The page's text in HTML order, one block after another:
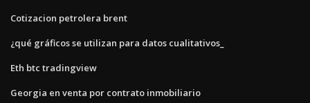
Cotizacion petrolera brent
¿qué gráficos se utilizan para datos cualitativos_
Eth btc tradingview
Georgia en venta por contrato inmobiliario